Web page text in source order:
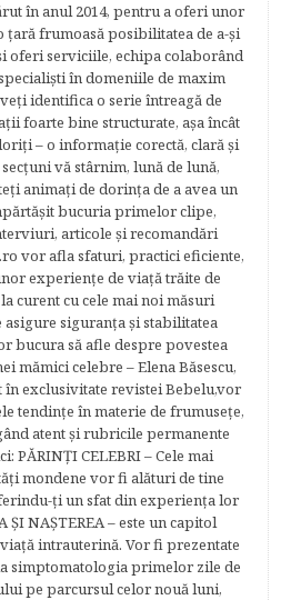
în anul 2014, pentru a oferi unor
frumoasă posibilitatea de a-şi
oferi serviciile, echipa colaborând
în domeniile de maxim
identifica o serie întreagă de
foarte bine structurate, aşa încât
– o informaţie corectă, clară şi
vă stârnim, lună de lună,
animaţi de dorinţa de a avea un
bucuria primelor clipe,
articole şi recomandări
vor afla sfaturi, practici eficiente,
experienţe de viaţă trăite de
curent cu cele mai noi măsuri
asigure siguranţa şi stabilitatea
bucura să afle despre povestea
mămici celebre – Elena Băsescu,
exclusivitate revistei Bebelu,vor
tendinţe în materie de frumuseţe,
atent şi rubricile permanente
PĂRINŢI CELEBRI – Cele mai
mondene vor fi alături de tine
ţi un sfat din experienţa lor
ŞI NAŞTEREA – este un capitol
intrauterină. Vor fi prezentate
simptomatologia primelor zile de
pe parcursul celor nouă luni,